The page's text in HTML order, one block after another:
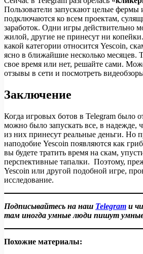
Пользователи запускают целые фермы
подключаются ко всем проектам,
заработок. Одни игры действительно
жилой, другие не принесут ни
какой категории относится Yescoin,
ясно в ближайшие несколько месяцев.
свое время или нет, решайте сами.
отзывы в сети и посмотреть
Заключение
Когда игровых ботов в Telegram было
можно было запускать все, в надежде,
из них принесут реальные деньги. Но
наподобие Yescoin появляются как
вы будете тратить время на скам,
перспективные тапалки. Поэтому,
Yescoin или другой подобной игре,
исследование.
Подписывайтесь на наш Telegram и
там иногда умные люди пишут
Похожие материалы: